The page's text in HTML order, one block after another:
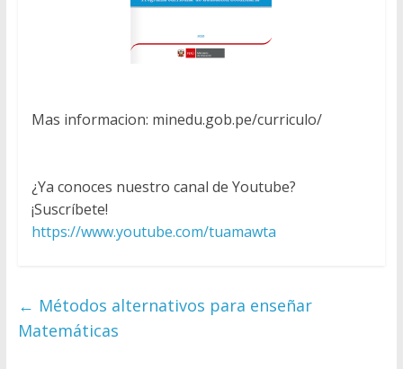
Mas informacion: minedu.gob.pe/curriculo/
¿Ya conoces nuestro canal de Youtube?
¡Suscríbete!
https://www.youtube.com/tuamawta
← Métodos alternativos para enseñar
Matemáticas